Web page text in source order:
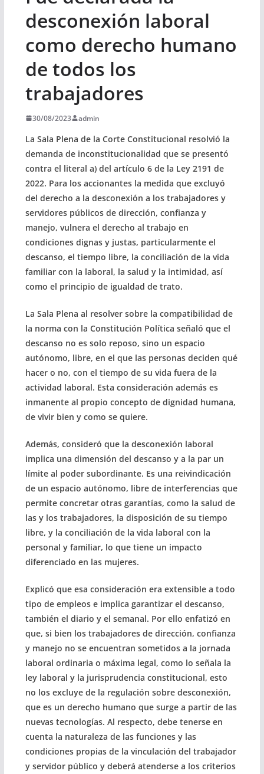
desconexión laboral
como derecho humano
de todos los
trabajadores
30/08/2023 admin
La Sala Plena de la Corte Constitucional resolvió la
demanda de inconstitucionalidad que se presentó
contra el literal a) del artículo 6 de la Ley 2191 de
2022. Para los accionantes la medida que excluyó
del derecho a la desconexión a los trabajadores y
servidores públicos de dirección, confianza y
manejo, vulnera el derecho al trabajo en
condiciones dignas y justas, particularmente el
descanso, el tiempo libre, la conciliación de la vida
familiar con la laboral, la salud y la intimidad, así
como el principio de igualdad de trato.
La Sala Plena al resolver sobre la compatibilidad de
la norma con la Constitución Política señaló que el
descanso no es solo reposo, sino un espacio
autónomo, libre, en el que las personas deciden qué
hacer o no, con el tiempo de su vida fuera de la
actividad laboral. Esta consideración además es
inmanente al propio concepto de dignidad humana,
de vivir bien y como se quiere.
Además, consideró que la desconexión laboral
implica una dimensión del descanso y a la par un
límite al poder subordinante. Es una reivindicación
de un espacio autónomo, libre de interferencias que
permite concretar otras garantías, como la salud de
las y los trabajadores, la disposición de su tiempo
libre, y la conciliación de la vida laboral con la
personal y familiar, lo que tiene un impacto
diferenciado en las mujeres.
Explicó que esa consideración era extensible a todo
tipo de empleos e implica garantizar el descanso,
también el diario y el semanal. Por ello enfatizó en
que, si bien los trabajadores de dirección, confianza
y manejo no se encuentran sometidos a la jornada
laboral ordinaria o máxima legal, como lo señala la
ley laboral y la jurisprudencia constitucional, esto
no los excluye de la regulación sobre desconexión,
que es un derecho humano que surge a partir de las
nuevas tecnologías. Al respecto, debe tenerse en
cuenta la naturaleza de las funciones y las
condiciones propias de la vinculación del trabajador
y servidor público y deberá atenderse a los criterios